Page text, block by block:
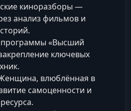
киноразборы —
анализ фильмов и
«Высший
ключевых
влюблённая в
самоценности и